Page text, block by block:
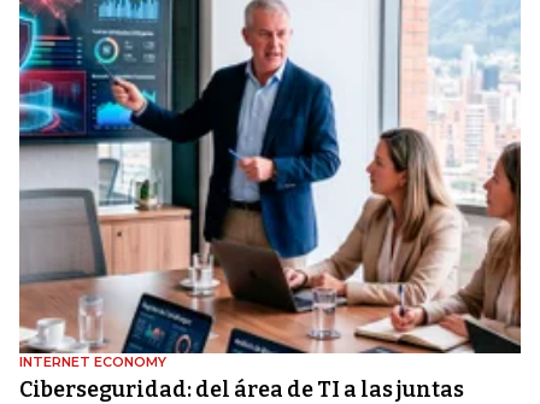
INTERNET ECONOMY
Ciberseguridad: del área de TI a las juntas